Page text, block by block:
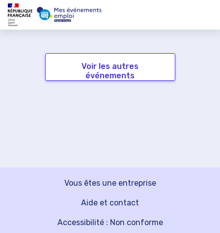
Voir les autres
événements
Vous êtes une entreprise
Aide et contact
Accessibilité : Non conforme